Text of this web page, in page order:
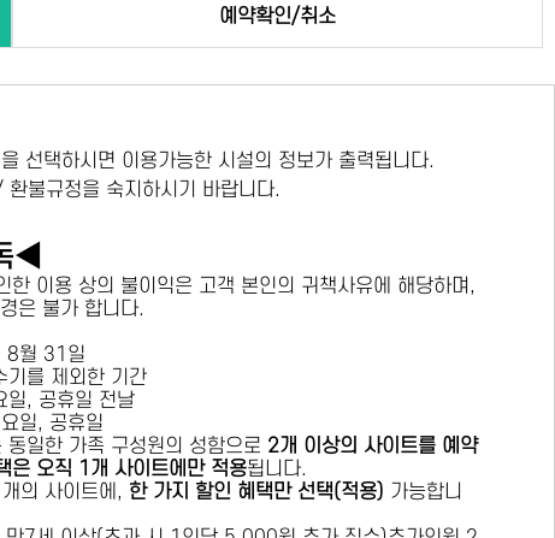
예약확인/취소
선택하시면 이용가능한 시설의 정보가 출력됩니다.
불규정을 숙지하시기 바랍니다.
◀
한 이용 상의 불이익은 고객 본인의 귀책사유에 해당하며,
은 불가 합니다.
8월 31일
를 제외한 기간
일, 공휴일 전날
일, 공휴일
일한 가족 구성원의 성함으로 2개 이상의 사이트를 예약
은 오직 1개 사이트에만 적용됩니다.
의 사이트에, 한 가지 할인 혜택만 선택(적용) 가능합니